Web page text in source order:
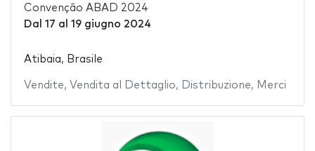
Convenção ABAD 2024
Dal 17 al 19 giugno 2024
Atibaia, Brasile
Vendite, Vendita al Dettaglio, Distribuzione, Merci